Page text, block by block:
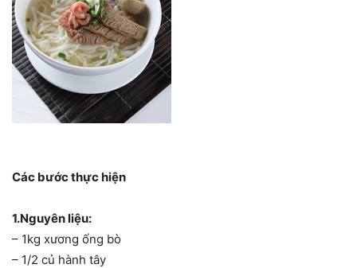
Các bước thực hiện
1.Nguyên liệu:
– 1kg xương ống bò
– 1/2 củ hành tây